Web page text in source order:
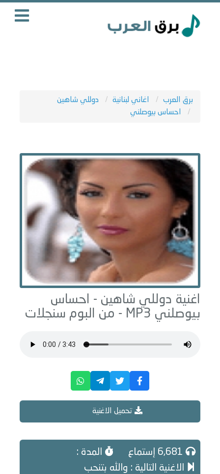
برق العرب اغاني لبنانية
دوللي شاهين
احساس بيوصلني
اغنية دوللي شاهين - احساس
بيوصلني
سنجلات
تحميل الاغنية
المدة :
الاغنية التالية : والله بتنحب